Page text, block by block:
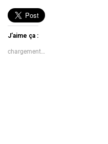
J’aime ça :
chargement…